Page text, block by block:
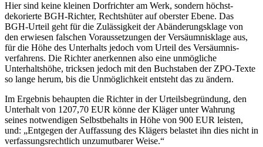
Hier sind keine kleinen Dorfrichter am Werk, sondern höchst­
dekorierte BGH-Richter, Rechts­hüter auf oberster Ebene. Das
BGH-Urteil geht für die Zulässigkeit der Abänderungs­klage von
den erwiesen falschen Voraussetzungen der Versäumnis­klage aus,
für die Höhe des Unterhalts jedoch vom Urteil des Versäumnis­
verfahrens. Die Richter anerkennen also eine unmögliche
Unterhalts­höhe, tricksen jedoch mit den Buchstaben der ZPO-Texte
so lange herum, bis die Unmöglichkeit entsteht das zu ändern.
Im Ergebnis behaupten die Richter in der Urteils­begründung, den
Unterhalt von 1207,70 EUR könne der Kläger unter Wahrung
seines notwendigen Selbstbehalts in Höhe von 900 EUR leisten,
und: „Entgegen der Auffassung des Klägers belastet ihn dies nicht in
verfassungs­rechtlich unzumutbarer Weise.“